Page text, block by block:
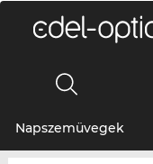
Napszemüvegek